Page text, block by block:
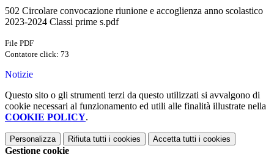
502 Circolare convocazione riunione e accoglienza anno scolastico
2023-2024 Classi prime s.pdf
File PDF
Contatore click: 73
Notizie
Questo sito o gli strumenti terzi da questo utilizzati si avvalgono di
cookie necessari al funzionamento ed utili alle finalità illustrate nella
COOKIE POLICY.
Personalizza Rifiuta tutti i cookies Accetta tutti i cookies
Gestione cookie